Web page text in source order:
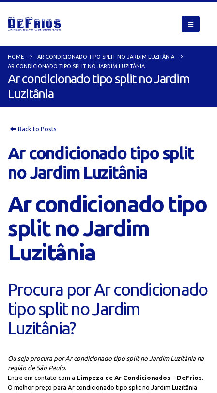
HOME
AR CONDICIONADO TIPO SPLIT NO JARDIM LUZITÂNIA
AR CONDICIONADO TIPO SPLIT NO JARDIM LUZITÂNIA
Ar condicionado tipo split no Jardim
Luzitânia
Back to Posts
Ar condicionado tipo split
no Jardim Luzitânia
Ar condicionado tipo
split no Jardim
Luzitânia
Procura por Ar condicionado
tipo split no Jardim
Luzitânia?
Ou seja procura por Ar condicionado tipo split no Jardim Luzitânia na
região de São Paulo.
Entre em contato com a Limpeza de Ar Condicionados – DeFrios.
O melhor preço para Ar condicionado tipo split no Jardim Luzitânia